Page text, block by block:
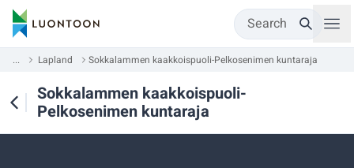
Search
... Lapland Sokkalammen kaakkoispuoli-Pelkosenimen kuntaraja
Sokkalammen kaakkoispuoli-
Pelkosenimen kuntaraja